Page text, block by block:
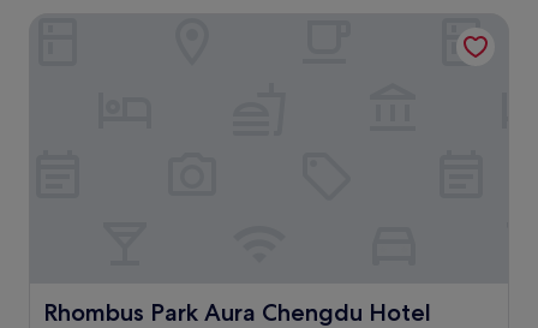
Rhombus Park Aura Chengdu Hotel
Rhombus Park Aura Chengdu Hotel